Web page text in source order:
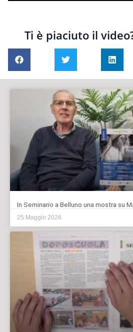
Ti è piaciuto il
In Seminario a Belluno una mostra su
25 Maggio 2026